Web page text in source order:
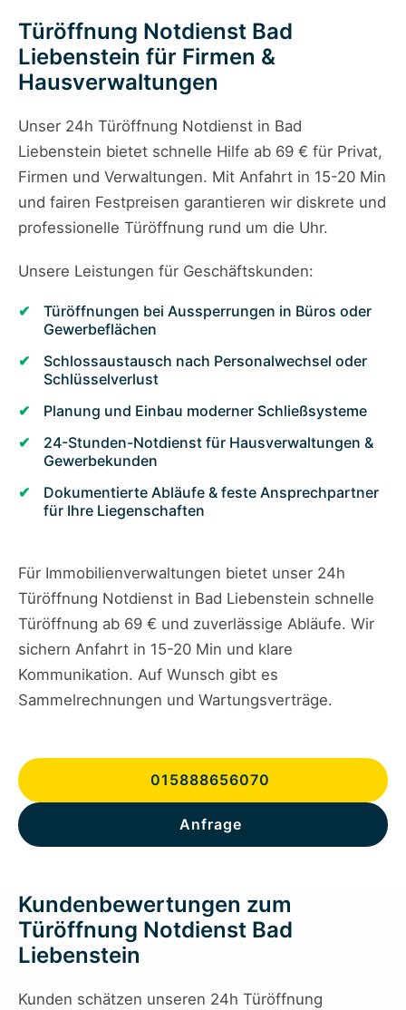
Türöffnung Notdienst Bad
Liebenstein für Firmen &
Hausverwaltungen
Unser 24h Türöffnung Notdienst in Bad
Liebenstein bietet schnelle Hilfe ab 69 € für Privat,
Firmen und Verwaltungen. Mit Anfahrt in 15-20 Min
und fairen Festpreisen garantieren wir diskrete und
professionelle Türöffnung rund um die Uhr.
Unsere Leistungen für Geschäftskunden:
Türöffnungen bei Aussperrungen in Büros oder
Gewerbeflächen
Schlossaustausch nach Personalwechsel oder
Schlüsselverlust
Planung und Einbau moderner Schließsysteme
24-Stunden-Notdienst für Hausverwaltungen &
Gewerbekunden
Dokumentierte Abläufe & feste Ansprechpartner
für Ihre Liegenschaften
Für Immobilienverwaltungen bietet unser 24h
Türöffnung Notdienst in Bad Liebenstein schnelle
Türöffnung ab 69 € und zuverlässige Abläufe. Wir
sichern Anfahrt in 15-20 Min und klare
Kommunikation. Auf Wunsch gibt es
Sammelrechnungen und Wartungsverträge.
015888656070
Anfrage
Kundenbewertungen zum
Türöffnung Notdienst Bad
Liebenstein
Kunden schätzen unseren 24h Türöffnung